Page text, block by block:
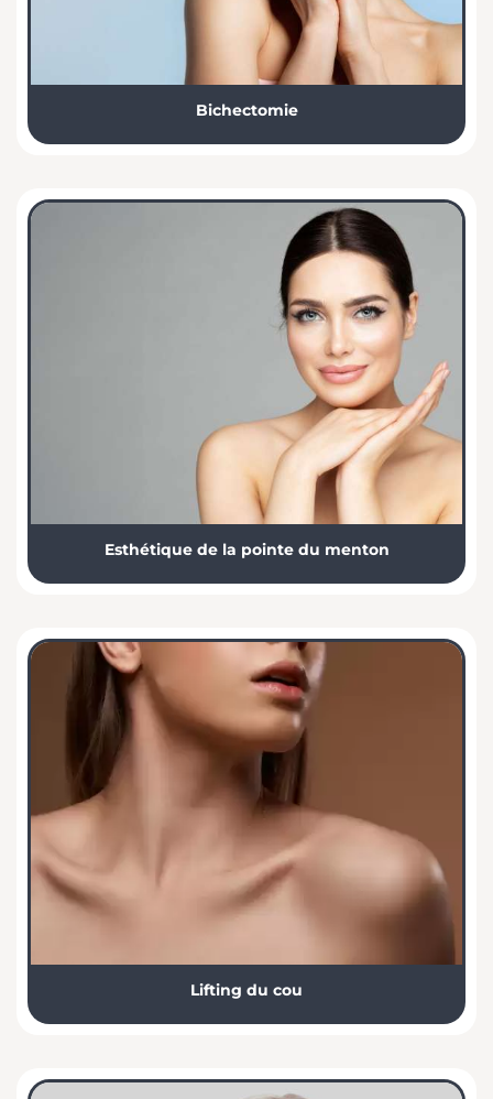
Bichectomie
Esthétique de la pointe du menton
Lifting du cou